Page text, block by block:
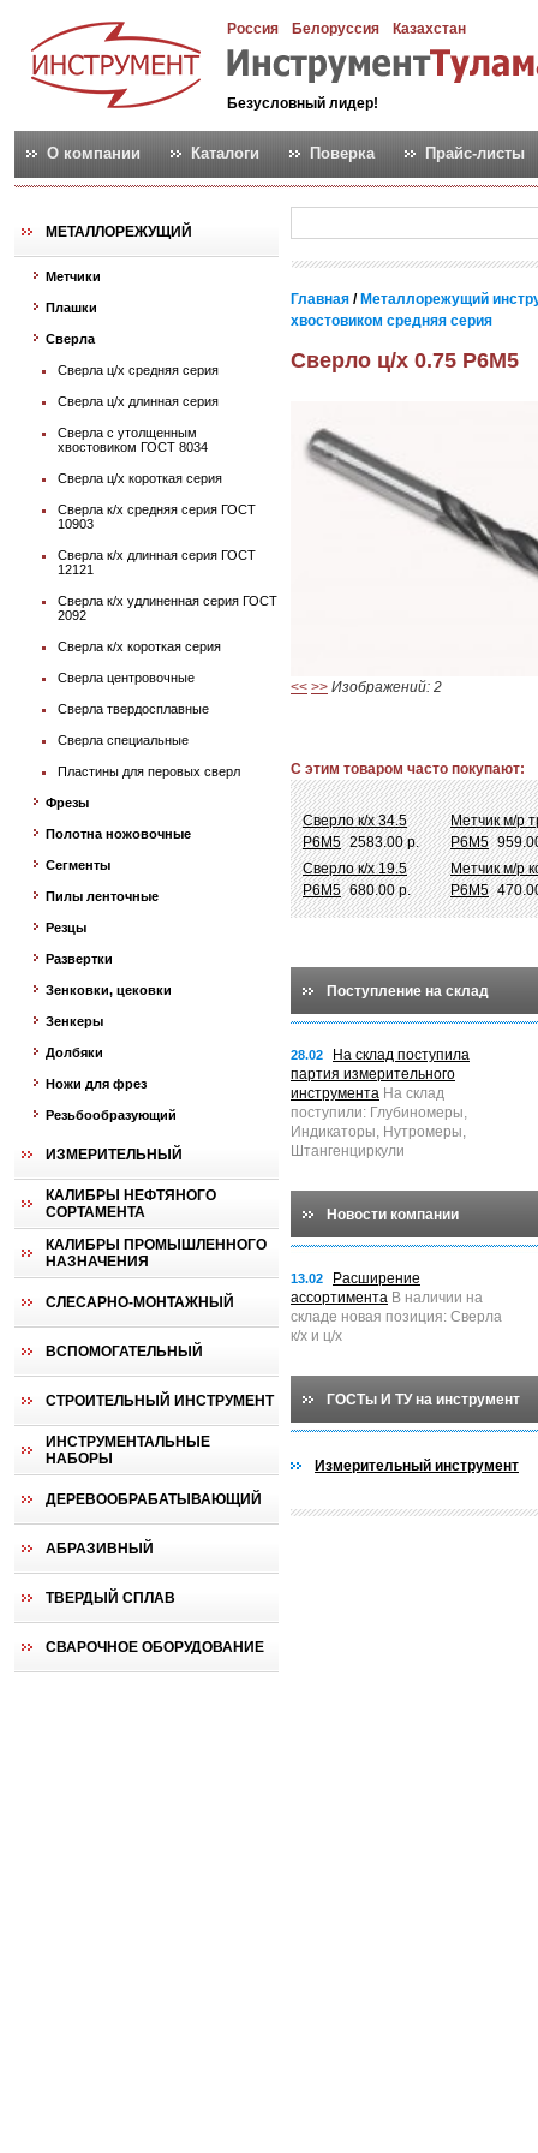
Россия Белоруссия Казахстан
Безусловный лидер!
О компании Каталоги Поверка Прайс-листы
МЕТАЛЛОРЕЖУЩИЙ
Метчики
Плашки
Сверла
Сверла ц/х средняя серия
Сверла ц/х длинная серия
Сверла с утолщенным
хвостовиком ГОСТ 8034
Сверла ц/х короткая серия
Сверла к/х средняя серия ГОСТ
10903
Сверла к/х длинная серия ГОСТ
12121
Сверла к/х удлиненная серия ГОСТ
2092
Сверла к/х короткая серия
Сверла центровочные
Сверла твердосплавные
Сверла специальные
Пластины для перовых сверл
Фрезы
Полотна ножовочные
Сегменты
Пилы ленточные
Резцы
Развертки
Зенковки, цековки
Зенкеры
Долбяки
Ножи для фрез
Резьбообразующий
ИЗМЕРИТЕЛЬНЫЙ
КАЛИБРЫ НЕФТЯНОГО
СОРТАМЕНТА
КАЛИБРЫ ПРОМЫШЛЕННОГО
НАЗНАЧЕНИЯ
СЛЕСАРНО-МОНТАЖНЫЙ
ВСПОМОГАТЕЛЬНЫЙ
СТРОИТЕЛЬНЫЙ ИНСТРУМЕНТ
ИНСТРУМЕНТАЛЬНЫЕ
НАБОРЫ
ДЕРЕВООБРАБАТЫВАЮЩИЙ
АБРАЗИВНЫЙ
ТВЕРДЫЙ СПЛАВ
СВАРОЧНОЕ ОБОРУДОВАНИЕ
Главная / Металлорежущий
хвостовиком средняя серия
Сверло ц/х 0.75 Р6М5
<< >> Изображений: 2
С этим товаром часто покупают:
Сверло к/х 34.5
Р6М5 2583.00 р.
Метчик м/р
Р6М5
Сверло к/х 19.5
Р6М5 680.00 р.
Метчик м/р
Р6М5
Поступление на склад
28.02
На склад поступила
партия измерительного
инструмента На склад
поступили: Глубиномеры,
Индикаторы, Нутромеры,
Штангенциркули
Новости компании
13.02
Расширение
ассортимента В наличии на
складе новая позиция: Сверла
к/х и ц/х
ГОСТы И ТУ на инструмент
Измерительный инструмент